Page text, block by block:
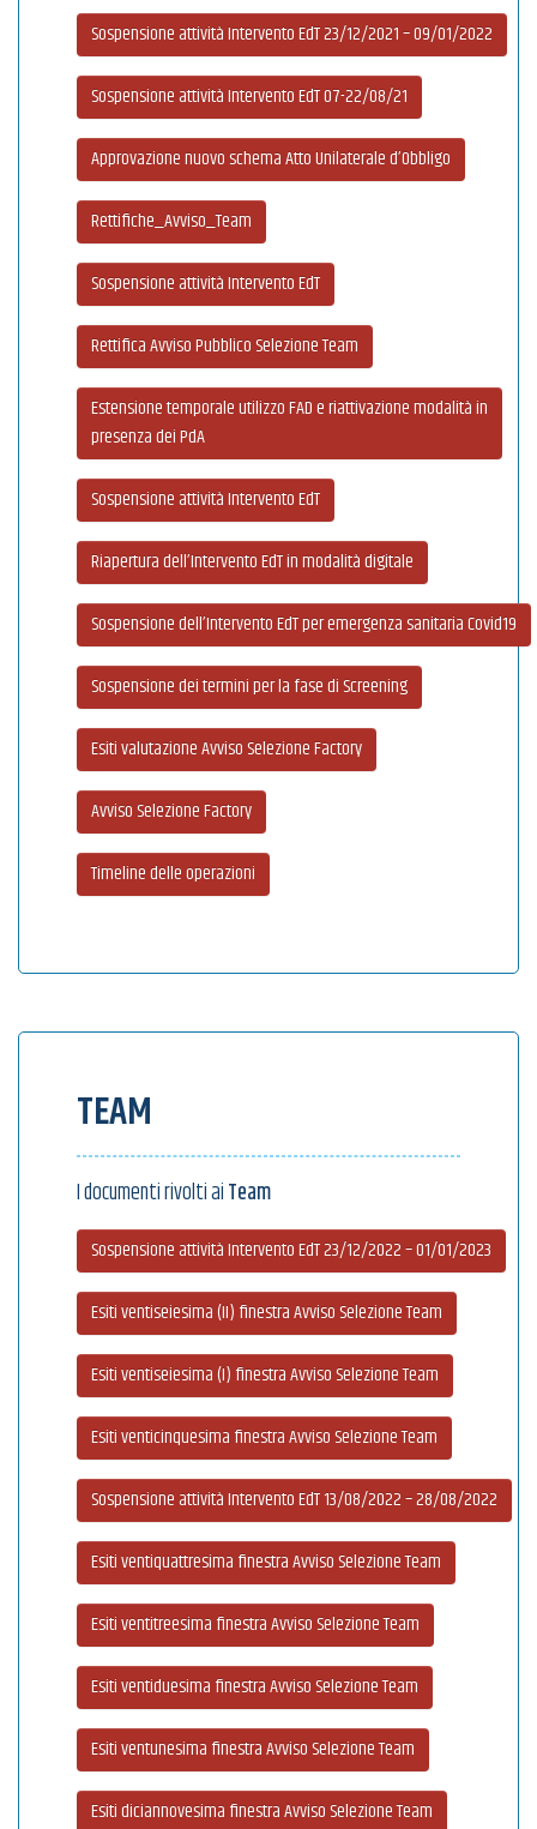
Sospensione attività Intervento EdT 23/12/2021 – 09/01/2022
Sospensione attività Intervento EdT 07-22/08/21
Approvazione nuovo schema Atto Unilaterale d’Obbligo
Rettifiche_Avviso_Team
Sospensione attività Intervento EdT
Rettifica Avviso Pubblico Selezione Team
Estensione temporale utilizzo FAD e riattivazione modalità in
presenza dei PdA
Sospensione attività Intervento EdT
Riapertura dell’Intervento EdT in modalità digitale
Sospensione dell’Intervento EdT per emergenza sanitaria Covid19
Sospensione dei termini per la fase di Screening
Esiti valutazione Avviso Selezione Factory
Avviso Selezione Factory
Timeline delle operazioni
TEAM
I documenti rivolti aiTeam
Sospensione attività Intervento EdT 23/12/2022 – 01/01/2023
Esiti ventiseiesima (II) finestra Avviso Selezione Team
Esiti ventiseiesima (I) finestra Avviso Selezione Team
Esiti venticinquesima finestra Avviso Selezione Team
Sospensione attività Intervento EdT 13/08/2022 – 28/08/2022
Esiti ventiquattresima finestra Avviso Selezione Team
Esiti ventitreesima finestra Avviso Selezione Team
Esiti ventiduesima finestra Avviso Selezione Team
Esiti ventunesima finestra Avviso Selezione Team
Esiti diciannovesima finestra Avviso Selezione Team